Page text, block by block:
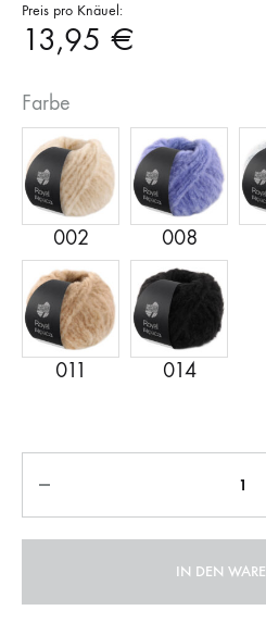
Preis pro Knäuel:
13,95 €
Farbe
IN DEN